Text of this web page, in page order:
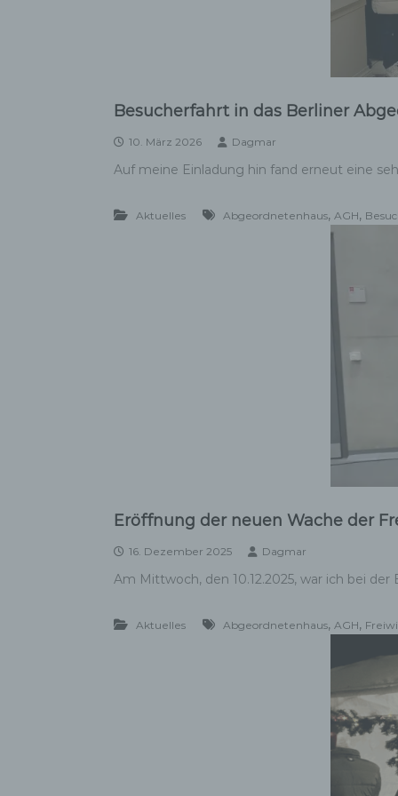
Besucherfahrt in das Berliner
10. März 2026 Dagmar
Auf meine Einladung hin fand erneut eine
Aktuelles Abgeordnetenhaus, AGH,
Eröffnung der neuen Wache der
16. Dezember 2025 Dagmar
Am Mittwoch, den 10.12.2025, war ich bei
Aktuelles Abgeordnetenhaus, AGH,